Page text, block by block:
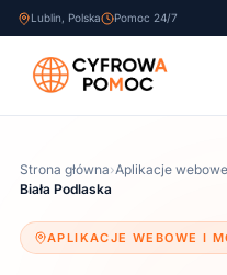
Lublin, Polska Pomoc 24/7
Strona główna›Aplikacje
Biała Podlaska
APLIKACJE WEBOWE I